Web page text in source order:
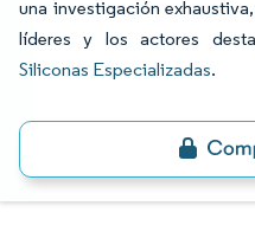
una investigación
líderes y los actores
Siliconas Especializadas.